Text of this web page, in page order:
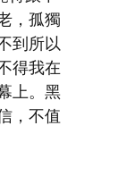
，孤獨
到所以
得我在
上。黑
，不值